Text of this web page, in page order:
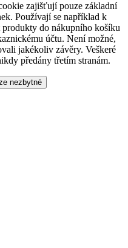
zajišťují pouze základní
Používají se například k
do nákupního košíku
účtu. Není možné,
jakékoliv závěry. Veškeré
předány třetím stranám.
nezbytné